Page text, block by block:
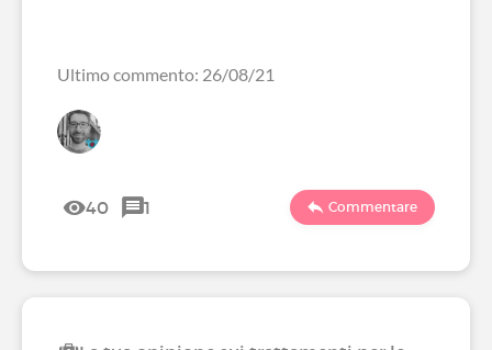
Ultimo commento: 26/08/21
40 1 Commentare